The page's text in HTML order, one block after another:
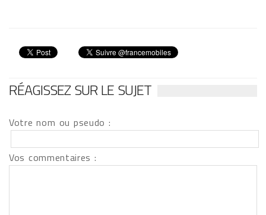
RÉAGISSEZ SUR LE SUJET
Votre nom ou pseudo :
Vos commentaires :